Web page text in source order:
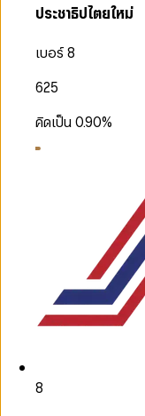
ประชาธิปไตยใหม่
เบอร์ 8
625
คิดเป็น0.90%
8